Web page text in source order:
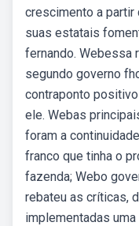
crescimento a partir
suas estatais
fernando. Webessa
segundo governo
contraponto
ele. Webas
foram a
franco que tinha o
fazenda; Webo
rebateu as críticas,
implementadas